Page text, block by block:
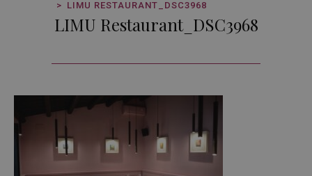
LIMU RESTAURANT_DSC3968
LIMU Restaurant_DSC3968